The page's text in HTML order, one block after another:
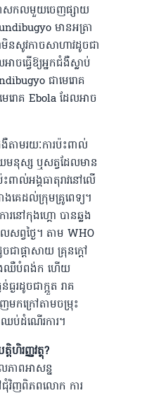
ាសកលមួយចេញផ្សាយ
មានអត្រា
មិនសូវកាចសាហាវដូចជា
ចធ្វើឱ្យអ្នកជំងឺស្លាប់
ជាមេរោគ
រោគ Ebola ដែលអាច
តាមរយៈការប៉ះពាល់
យមនុស្ស ឬសត្វដែលមាន
ពាល់អង្គធាតុរាវនៅលើ
គេដល់ក្រុមគ្រូពេទ្យ។
ារនៅកុងហ្គោ បានឆ្លង
សព្វថ្ងៃ។ តាម WHO
ជាផ្ដាសាយ គ្រុនក្ដៅ
ឈឺបំពង់ក ហើយ
ងរដូចជាក្អួត រាគ
មកក្រៅតាមចម្រុះ
ឈប់ដំណើរការ។
រញ្ញវត្ថុ?
ភាពអាសន្ន
វិញពិភពលោក ការ